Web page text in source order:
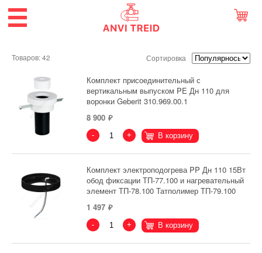
Товаров: 42 Сортировка
Комплект присоединительный с
вертикальным выпуском PE Дн 110 для
воронки Geberit 310.969.00.1
8 900
- + В корзину
Комплект электроподогрева PP Дн 110 15Вт
обод фиксации ТП-77.100 и нагревательный
элемент ТП-78.100 Татполимер ТП-79.100
1 497
- + В корзину